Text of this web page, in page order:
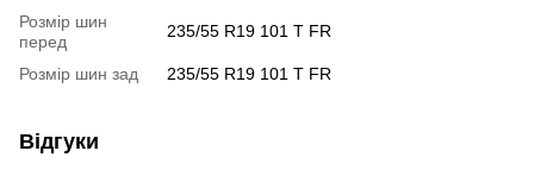
Розмір шин
перед
235/55 R19 101 T FR
Розмір шин зад 235/55 R19 101 T FR
Відгуки